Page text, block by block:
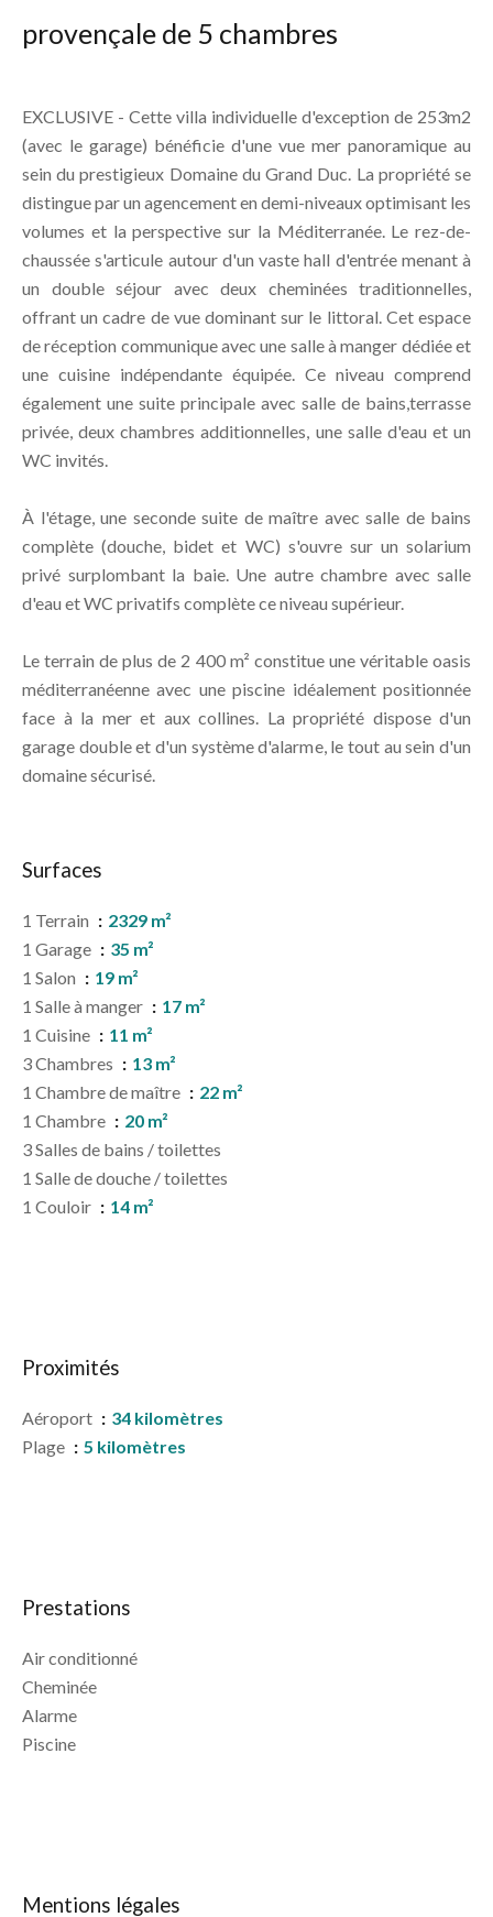
provençale de 5 chambres
EXCLUSIVE - Cette villa individuelle d'exception de 253m2
(avec le garage) bénéficie d'une vue mer panoramique au
sein du prestigieux Domaine du Grand Duc. La propriété se
distingue par un agencement en demi-niveaux optimisant les
volumes et la perspective sur la Méditerranée. Le rez-de-
chaussée s'articule autour d'un vaste hall d'entrée menant à
un double séjour avec deux cheminées traditionnelles,
offrant un cadre de vue dominant sur le littoral. Cet espace
de réception communique avec une salle à manger dédiée et
une cuisine indépendante équipée. Ce niveau comprend
également une suite principale avec salle de bains,terrasse
privée, deux chambres additionnelles, une salle d'eau et un
WC invités.
À l'étage, une seconde suite de maître avec salle de bains
complète (douche, bidet et WC) s'ouvre sur un solarium
privé surplombant la baie. Une autre chambre avec salle
d'eau et WC privatifs complète ce niveau supérieur.
Le terrain de plus de 2 400 m² constitue une véritable oasis
méditerranéenne avec une piscine idéalement positionnée
face à la mer et aux collines. La propriété dispose d'un
garage double et d'un système d'alarme, le tout au sein d'un
domaine sécurisé.
Surfaces
1 Terrain
2329 m²
1 Garage
35 m²
1 Salon
19 m²
1 Salle à manger
17 m²
1 Cuisine
11 m²
3 Chambres
13 m²
1 Chambre de maître
22 m²
1 Chambre
20 m²
3 Salles de bains / toilettes
1 Salle de douche / toilettes
1 Couloir
14 m²
Proximités
Aéroport
34 kilomètres
Plage
5 kilomètres
Prestations
Air conditionné
Cheminée
Alarme
Piscine
Mentions légales